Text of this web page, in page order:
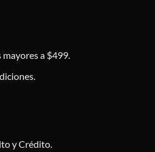
a $499.
y Crédito.